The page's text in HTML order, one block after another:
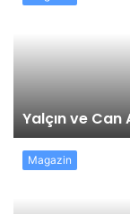
Yalçın ve
Magazin